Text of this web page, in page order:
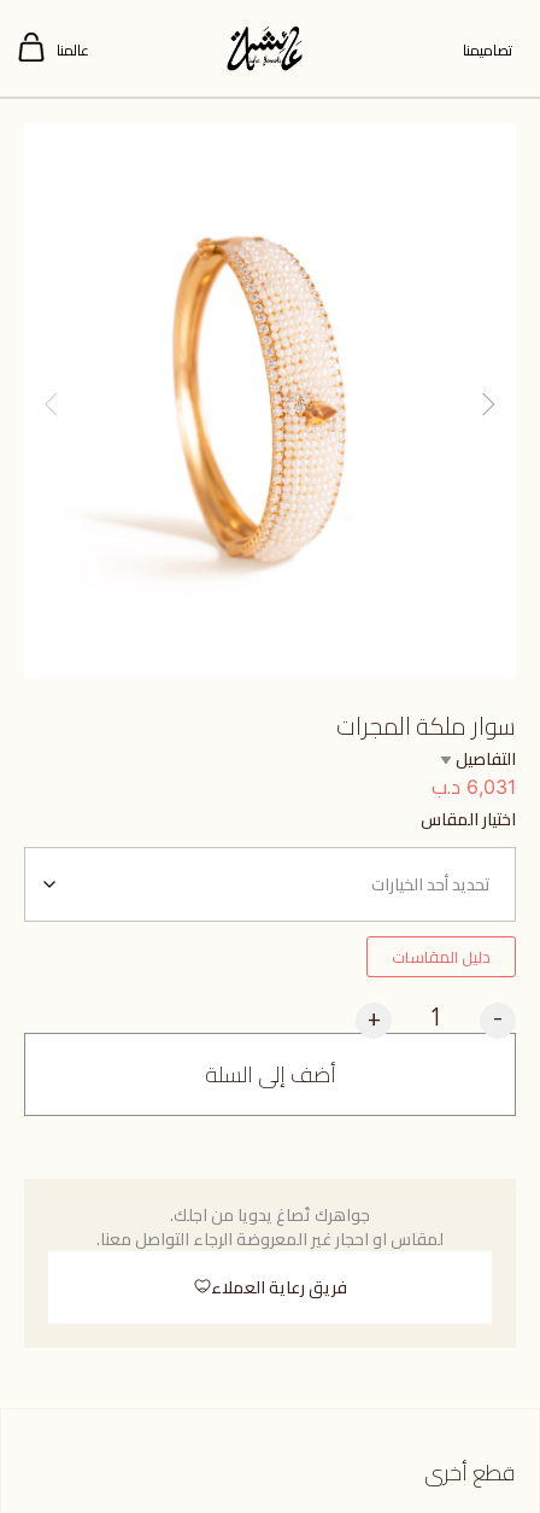
تصاميمنا عالمنا
سوار ملكة المجرات
التفاصيل
6,031 د.ب
اختيار المقاس
دليل المقاسات
-
+
أضف إلى السلة
جواهرك تُصاغ يدويا من اجلك.
لمقاس او احجار غير المعروضة الرجاء التواصل معنا.
فريق رعاية العملاء
قطع أخرى